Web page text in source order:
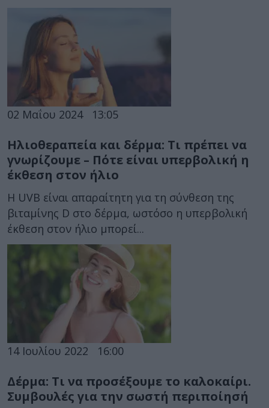
02 Μαΐου 2024 13:05
Ηλιοθεραπεία και δέρμα: Τι πρέπει να
γνωρίζουμε – Πότε είναι υπερβολική η
έκθεση στον ήλιο
Η UVB είναι απαραίτητη για τη σύνθεση της
βιταμίνης D στο δέρμα, ωστόσο η υπερβολική
έκθεση στον ήλιο μπορεί...
14 Ιουλίου 2022 16:00
Δέρμα: Τι να προσέξουμε το καλοκαίρι.
Συμβουλές για την σωστή περιποίησή